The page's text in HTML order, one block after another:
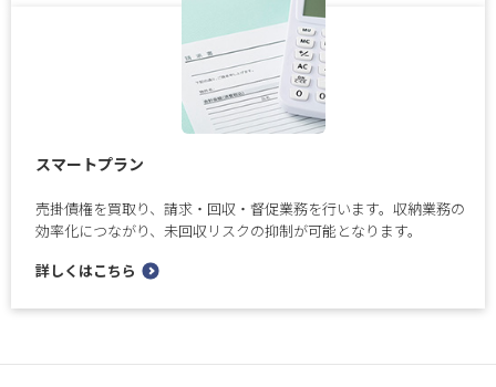
スマートプラン
売掛債権を買取り、請求・回収・督促業務を行います。収納業務の
効率化につながり、未回収リスクの抑制が可能となります。
詳しくはこちら